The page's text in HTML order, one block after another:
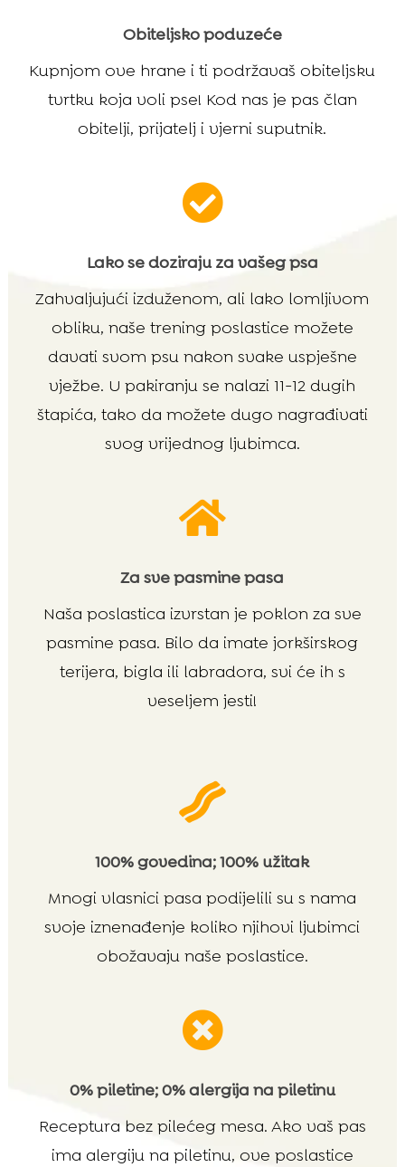
Obiteljsko poduzeće
Kupnjom ove hrane i ti podržavaš obiteljsku
tvrtku koja voli pse! Kod nas je pas član
obitelji, prijatelj i vjerni suputnik.

Lako se doziraju za vašeg psa
Zahvaljujući izduženom, ali lako lomljivom
obliku, naše trening poslastice možete
davati svom psu nakon svake uspješne
vježbe. U pakiranju se nalazi 11-12 dugih
štapića, tako da možete dugo nagrađivati
svog vrijednog ljubimca.

Za sve pasmine pasa
Naša poslastica izvrstan je poklon za sve
pasmine pasa. Bilo da imate jorkširskog
terijera, bigla ili labradora, svi će ih s
veseljem jesti!

100% govedina; 100% užitak
Mnogi vlasnici pasa podijelili su s nama
svoje iznenađenje koliko njihovi ljubimci
obožavaju naše poslastice.

0% piletine; 0% alergija na piletinu
Receptura bez pilećeg mesa. Ako vaš pas
ima alergiju na piletinu, ove poslastice